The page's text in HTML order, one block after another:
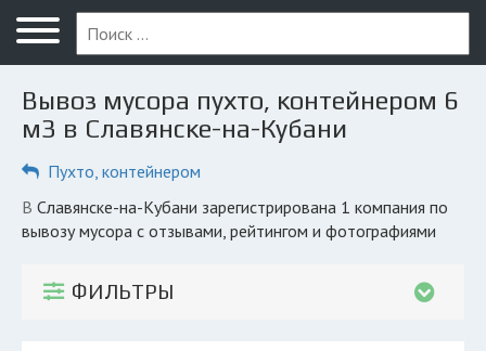
Меню
Главная
Вопрос юристу
Компании
Экоблог
Вывоз мусора пухто, контейнером 6
м3 в Славянске-на-Кубани
Пухто, контейнером
в Славянске-на-Кубани зарегистрирована 1 компания по
вывозу мусора с отзывами, рейтингом и фотографиями
ФИЛЬТРЫ